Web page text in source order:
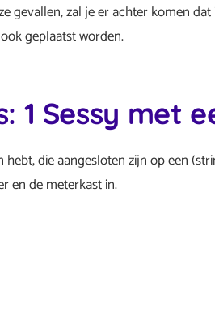
gevallen, zal je er achter komen
geplaatst worden.
1 Sessy met
hebt, die aangesloten zijn op een
en de meterkast in.